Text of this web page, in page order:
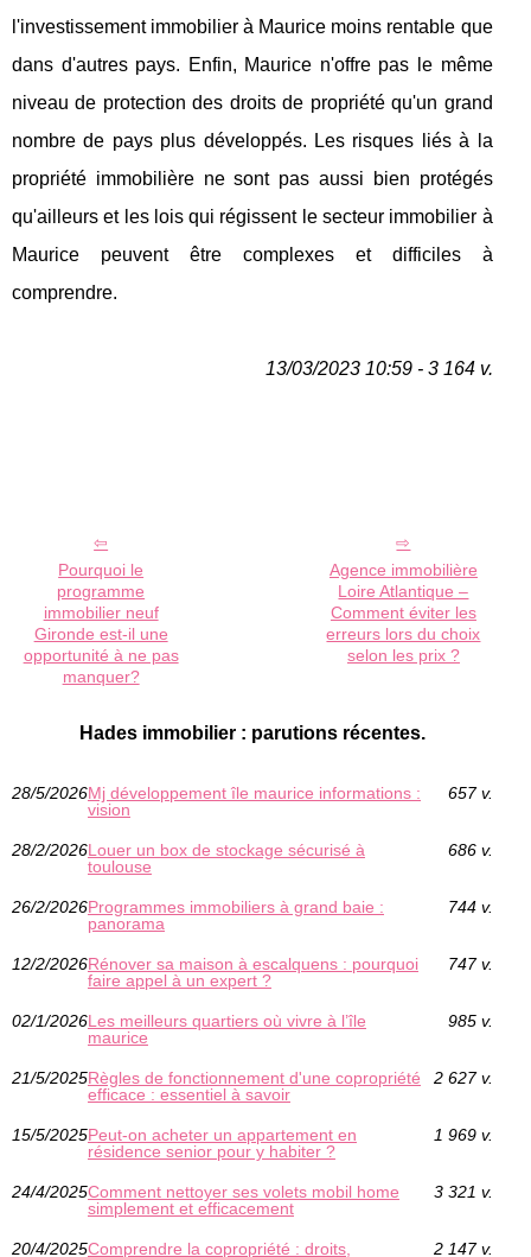
l'investissement immobilier à Maurice moins rentable que
dans d'autres pays. Enfin, Maurice n'offre pas le même
niveau de protection des droits de propriété qu'un grand
nombre de pays plus développés. Les risques liés à la
propriété immobilière ne sont pas aussi bien protégés
qu'ailleurs et les lois qui régissent le secteur immobilier à
Maurice peuvent être complexes et difficiles à
comprendre.
13/03/2023 10:59 - 3 164 v.
Pourquoi le
programme
immobilier neuf
Gironde est-il une
opportunité à ne pas
manquer?
Agence immobilière
Loire Atlantique –
Comment éviter les
erreurs lors du choix
selon les prix ?
Hades immobilier : parutions récentes.
28/5/2026Mj développement île maurice informations :
vision
657 v.
28/2/2026Louer un box de stockage sécurisé à
toulouse
686 v.
26/2/2026Programmes immobiliers à grand baie :
panorama
744 v.
12/2/2026Rénover sa maison à escalquens : pourquoi
faire appel à un expert ?
747 v.
02/1/2026Les meilleurs quartiers où vivre à l’île
maurice
985 v.
21/5/2025Règles de fonctionnement d'une copropriété
efficace : essentiel à savoir
2 627 v.
15/5/2025Peut-on acheter un appartement en
résidence senior pour y habiter ?
1 969 v.
24/4/2025Comment nettoyer ses volets mobil home
simplement et efficacement
3 321 v.
20/4/2025Comprendre la copropriété : droits,
2 147 v.